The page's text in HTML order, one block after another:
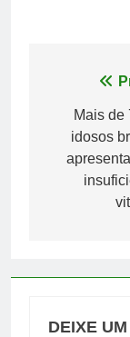
Post
Mais de
idosos
DEIXE